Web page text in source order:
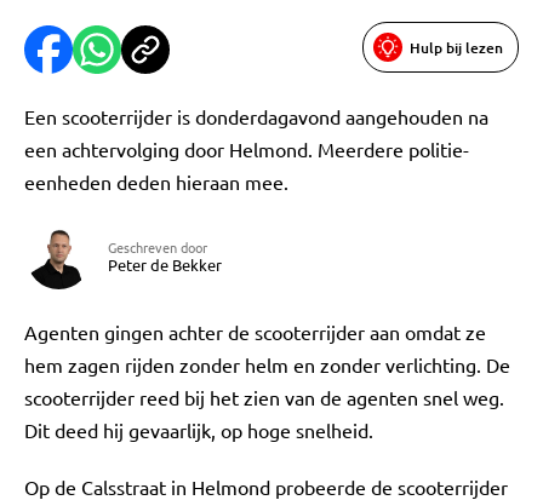
Hulp bij lezen
Een scooterrijder is donderdagavond aangehouden na
een achtervolging door Helmond. Meerdere politie-
eenheden deden hieraan mee.
Geschreven door
Peter de Bekker
Agenten gingen achter de scooterrijder aan omdat ze
hem zagen rijden zonder helm en zonder verlichting. De
scooterrijder reed bij het zien van de agenten snel weg.
Dit deed hij gevaarlijk, op hoge snelheid.
Op de Calsstraat in Helmond probeerde de scooterrijder